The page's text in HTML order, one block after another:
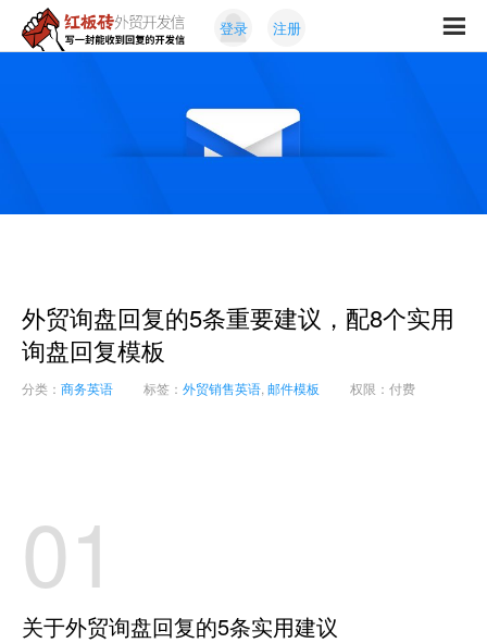
红
信
回
发
信
登录 注册
外贸询盘回复的5条重要建议，配8个实用
询盘回复模板
分类： 商务英语 标签： 外贸销售英语 邮件模板 权限：付费
01
关于外贸询盘回复的5条实用建议